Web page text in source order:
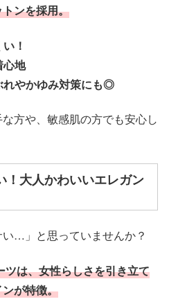
ンを採用。
！
心地
れやかゆみ対策にも◎
方や、敏感肌の方でも安心し
！大人かわいいエレガン
い…」と思っていませんか？
は、女性らしさを引き立て
が特徴。